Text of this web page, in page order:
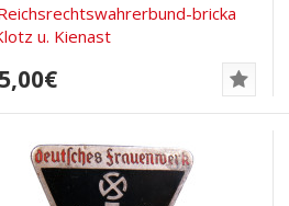
bricka
u. Kienast